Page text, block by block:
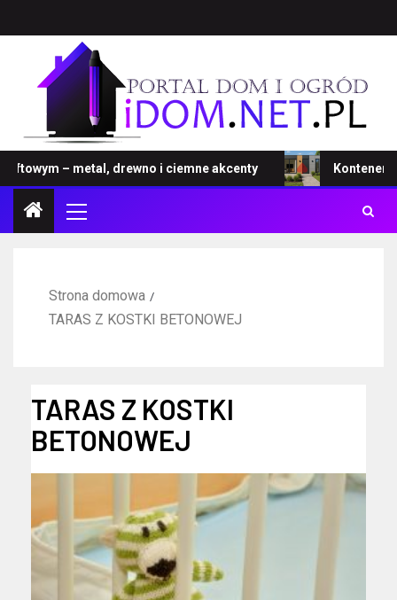
– metal, drewno i ciemne akcenty Kontener –
Strona domowa
TARAS Z KOSTKI BETONOWEJ
TARAS Z KOSTKI
BETONOWEJ